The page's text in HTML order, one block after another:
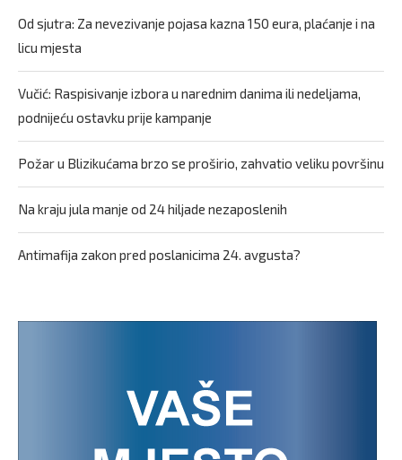
Od sjutra: Za nevezivanje pojasa kazna 150 eura, plaćanje i na
licu mjesta
Vučić: Raspisivanje izbora u narednim danima ili nedeljama,
podnijeću ostavku prije kampanje
Požar u Blizikućama brzo se proširio, zahvatio veliku površinu
Na kraju jula manje od 24 hiljade nezaposlenih
Antimafija zakon pred poslanicima 24. avgusta?